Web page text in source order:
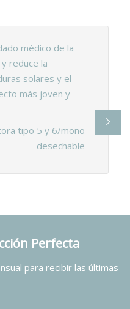
médico de la
reduce la
solares y el
más joven y
tipo 5 y 6/mono
desechable
Perfecta
para recibir las últimas